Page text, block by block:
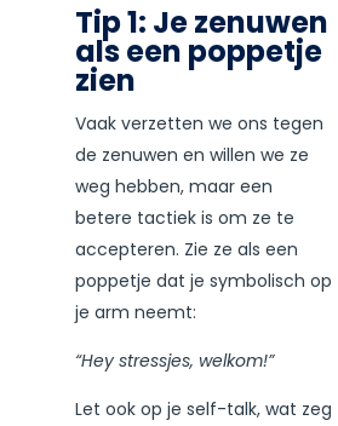
Tip 1: Je zenuwen
als een poppetje
zien
Vaak verzetten we ons tegen
de zenuwen en willen we ze
weg hebben, maar een
betere tactiek is om ze te
accepteren. Zie ze als een
poppetje dat je symbolisch op
je arm neemt:
“Hey stressjes, welkom!”
Let ook op je self-talk, wat zeg